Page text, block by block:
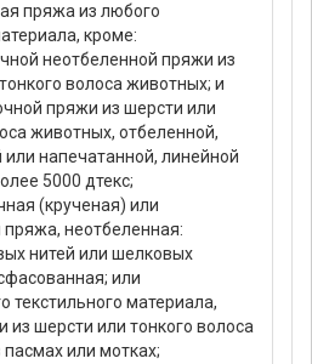
пряжа из любого
кроме:
неотбеленной пряжи из
волоса животных; и
пряжи из шерсти или
животных, отбеленной,
напечатанной, линейной
5000 дтекс;
(крученая) или
пряжа, неотбеленная:
нитей или шелковых
или
текстильного материала,
из шерсти или тонкого волоса
или мотках;